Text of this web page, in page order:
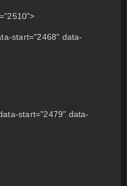
start="2468" data-
start="2479" data-